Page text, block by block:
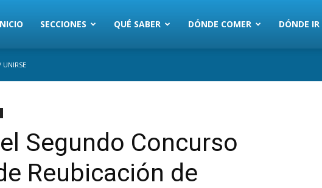
SECCIONES QUÉ SABER DÓNDE COMER DÓNDE IR
UNIRSE
Segundo Concurso
Reubicación de